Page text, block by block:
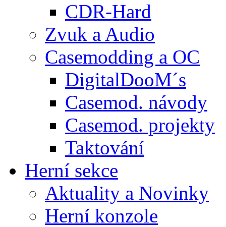
CDR-Hard
Zvuk a Audio
Casemodding a OC
DigitalDooM´s
Casemod. návody
Casemod. projekty
Taktování
Herní sekce
Aktuality a Novinky
Herní konzole